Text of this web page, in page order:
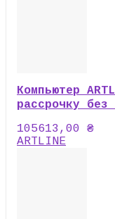
Компьютер
рассрочку без
105613,00 ₴
ARTLINE